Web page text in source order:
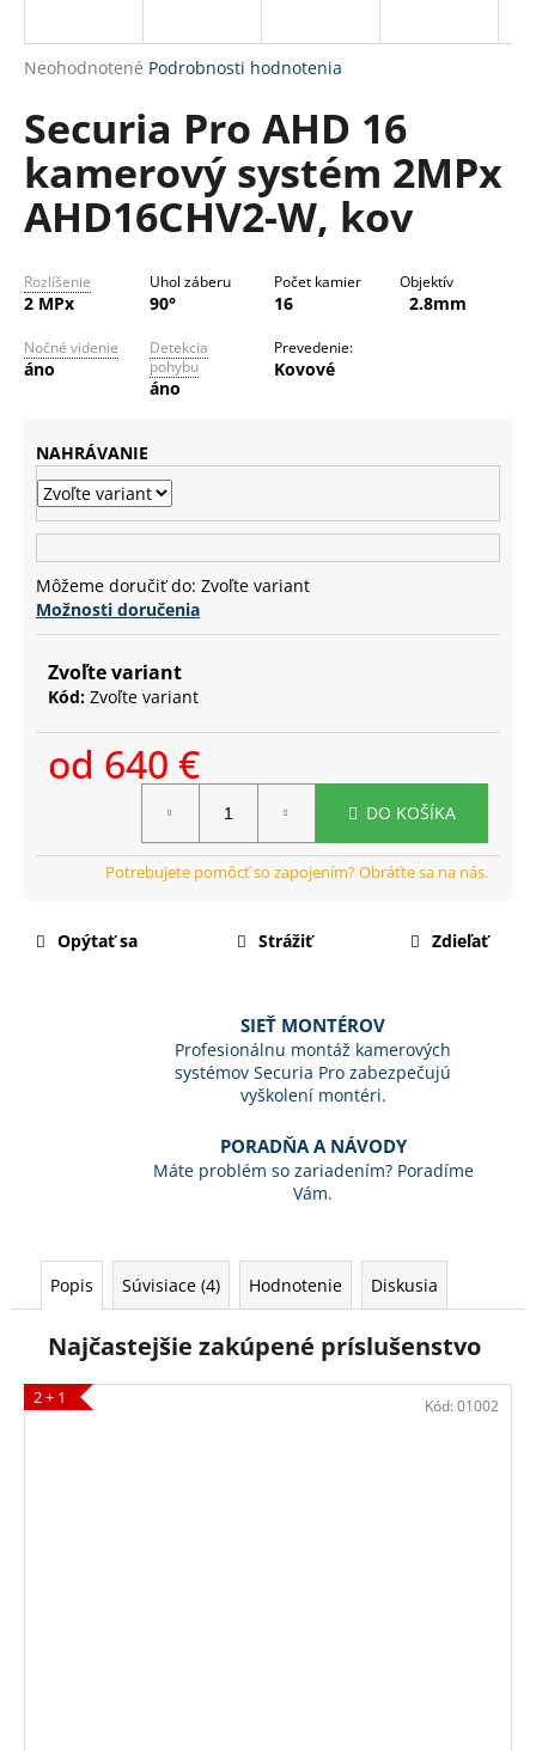
Priemerné
produktu
je
0,0
5
hviezdičiek.
Neohodnotené Podrobnosti hodnotenia
Securia Pro AHD 16
kamerový systém 2MPx
AHD16CHV2-W, kov
Rozlíšenie
2 MPx
Uhol záberu
90°
Počet kamier
16
Objektív
2.8mm
Nočné videnie
áno
Detekcia
pohybu
áno
Prevedenie:
Kovové
NAHRÁVANIE
Môžeme doručiť do: Zvoľte variant
Možnosti doručenia
Zvoľte variant
Kód: Zvoľte variant
od 640 €
DO KOŠÍKA
Opýtať sa Strážiť Zdieľať
SIEŤ MONTÉROV
Profesionálnu montáž kamerových
systémov Securia Pro zabezpečujú
vyškolení montéri.
PORADŇA A NÁVODY
Máte problém so zariadením? Poradíme
Vám.
Popis Súvisiace (4) Hodnotenie Diskusia
Najčastejšie zakúpené príslušenstvo
2 + 1 Kód: 01002
j
ť
?
HĽADAŤ
O
o
ú
a
m
e